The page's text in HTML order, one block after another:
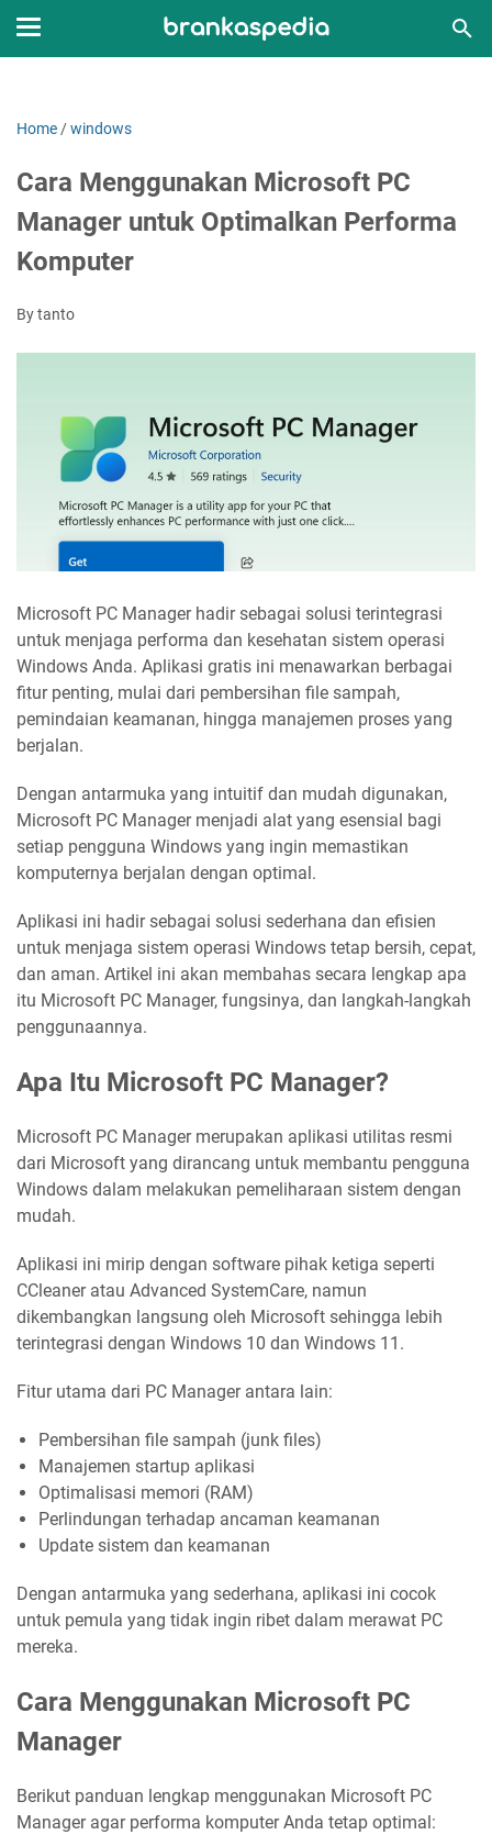
Home /windows
Cara Menggunakan Microsoft PC
Manager untuk Optimalkan Performa
Komputer
By tanto
Microsoft PC Manager hadir sebagai solusi terintegrasi
untuk menjaga performa dan kesehatan sistem operasi
Windows Anda. Aplikasi gratis ini menawarkan berbagai
fitur penting, mulai dari pembersihan file sampah,
pemindaian keamanan, hingga manajemen proses yang
berjalan.
Dengan antarmuka yang intuitif dan mudah digunakan,
Microsoft PC Manager menjadi alat yang esensial bagi
setiap pengguna Windows yang ingin memastikan
komputernya berjalan dengan optimal.
Aplikasi ini hadir sebagai solusi sederhana dan efisien
untuk menjaga sistem operasi Windows tetap bersih, cepat,
dan aman. Artikel ini akan membahas secara lengkap apa
itu Microsoft PC Manager, fungsinya, dan langkah-langkah
penggunaannya.
Apa Itu Microsoft PC Manager?
Microsoft PC Manager merupakan aplikasi utilitas resmi
dari Microsoft yang dirancang untuk membantu pengguna
Windows dalam melakukan pemeliharaan sistem dengan
mudah.
Aplikasi ini mirip dengan software pihak ketiga seperti
CCleaner atau Advanced SystemCare, namun
dikembangkan langsung oleh Microsoft sehingga lebih
terintegrasi dengan Windows 10 dan Windows 11.
Fitur utama dari PC Manager antara lain:
Pembersihan file sampah (junk files)
Manajemen startup aplikasi
Optimalisasi memori (RAM)
Perlindungan terhadap ancaman keamanan
Update sistem dan keamanan
Dengan antarmuka yang sederhana, aplikasi ini cocok
untuk pemula yang tidak ingin ribet dalam merawat PC
mereka.
Cara Menggunakan Microsoft PC
Manager
Berikut panduan lengkap menggunakan Microsoft PC
Manager agar performa komputer Anda tetap optimal: